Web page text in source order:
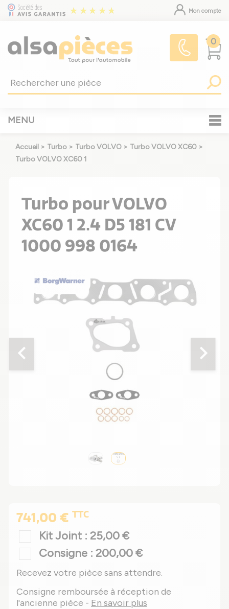
Mon compte
0
MENU
Accueil > Turbo > Turbo VOLVO > Turbo VOLVO XC60 >
Turbo VOLVO XC60 1
Turbo pour VOLVO
XC60 1 2.4 D5 181 CV
1000 998 0164
chevron_left chevron_right
741,00 € TTC
Kit Joint : 25,00 €
Consigne : 200,00 €
Recevez votre pièce sans attendre.
Consigne remboursée à réception de
l'ancienne pièce - En savoir plus